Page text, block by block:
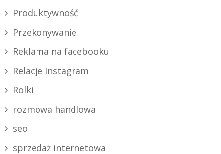
Produktywność
Przekonywanie
Reklama na facebooku
Relacje Instagram
Rolki
rozmowa handlowa
seo
sprzedaż internetowa